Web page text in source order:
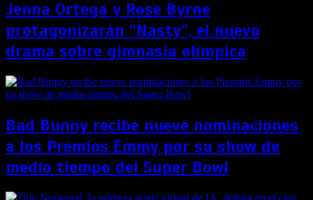
Jenna Ortega y Rose Byrne
protagonizarán “Nasty”, el nuevo
drama sobre gimnasia olímpica
Bad Bunny recibe nueve nominaciones
a los Premios Emmy por su show de
medio tiempo del Super Bowl